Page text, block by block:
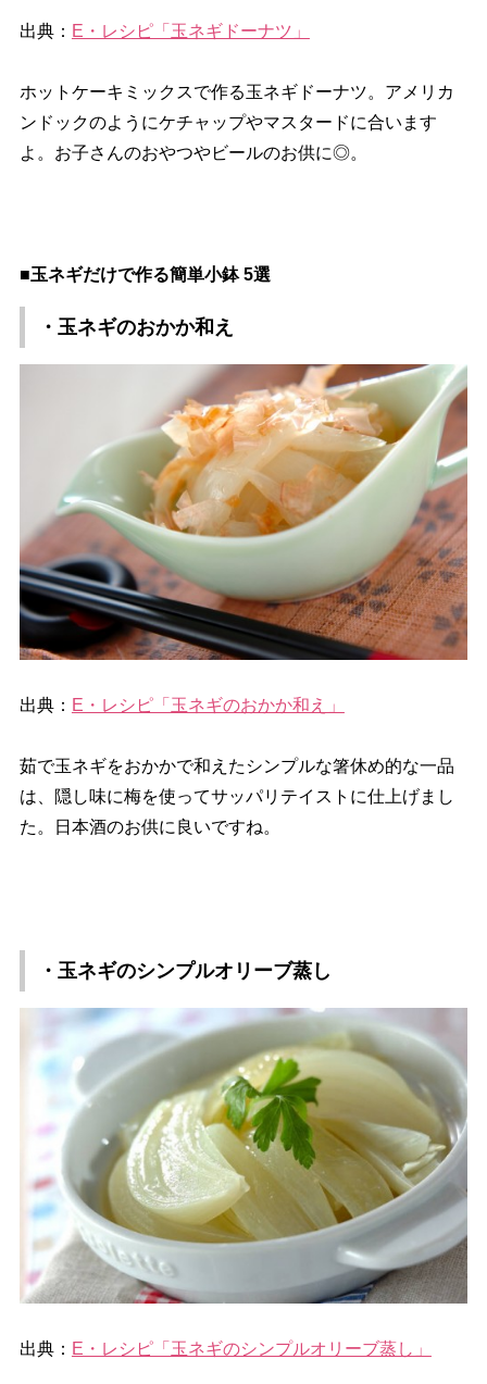
出典： E・レシピ「玉ネギドーナツ」
ホットケーキミックスで作る玉ネギドーナツ。アメリカ
ンドックのようにケチャップやマスタードに合います
よ。お子さんのおやつやビールのお供に◎。
■玉ネギだけで作る簡単小鉢 5選
・玉ネギのおかか和え
出典： E・レシピ「玉ネギのおかか和え」
茹で玉ネギをおかかで和えたシンプルな箸休め的な一品
は、隠し味に梅を使ってサッパリテイストに仕上げまし
た。日本酒のお供に良いですね。
・玉ネギのシンプルオリーブ蒸し
出典： E・レシピ「玉ネギのシンプルオリーブ蒸し」